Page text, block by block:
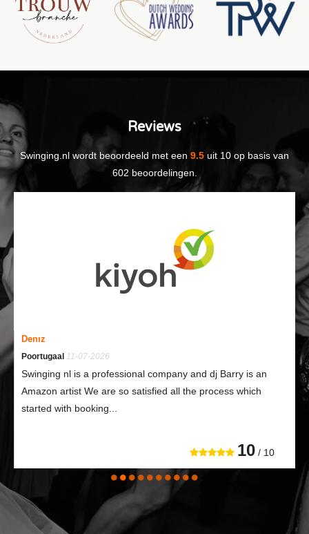
Reviews
Swinging.nl wordt beoordeeld met een 9.5 uit 10 op basis van
602 beoordelingen.
Denız
Poortugaal 11-07-2026
Swinging nl is a professional company and dj Barry is an
Amazon artist We are so satisfied all the process which
started with booking...
10 / 10